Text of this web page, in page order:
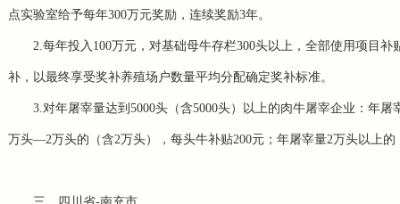
点实验室给予每年300万元奖励，连续奖励3年。
2.每年投入100万元，对基础母牛存栏300头以上，全部使用项目
补，以最终享受奖补养殖场户数量平均分配确定奖补标准。
3.对年屠宰量达到5000头（含5000头）以上的肉牛屠宰企业：年
万头—2万头的（含2万头），每头牛补贴200元；年屠宰量2万头以上